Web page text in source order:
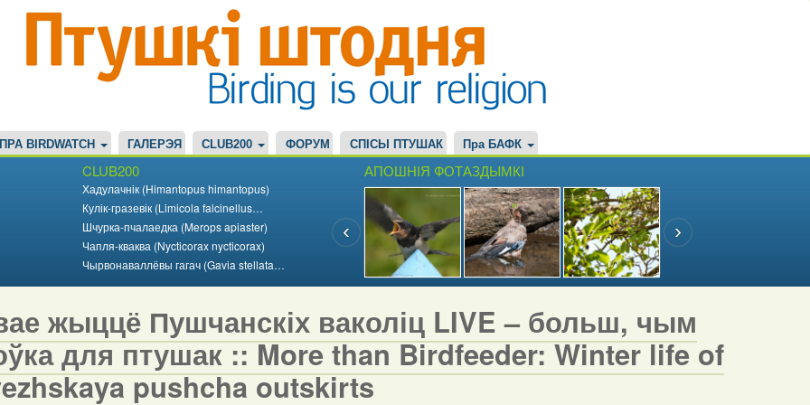
ПРА BIRDWATCH ГАЛЕРЭЯ CLUB200 ФОРУМ СПІСЫ ПТУШАК Пра БАФК
CLUB200
Хадулачнік (Himantopus himantopus)
Кулік-гразевік (Limicola falcinellus…
Шчурка-пчалаедка (Merops apiaster)
Чапля-кваква (Nycticorax nycticorax)
Чырвонаваллёвы гагач (Gavia stellata…
АПОШНІЯ ФОТАЗДЫМКІ
жыццё Пушчанскіх ваколіц LIVE – больш, чым
для птушак :: More than Birdfeeder: Winter life of
pushcha outskirts